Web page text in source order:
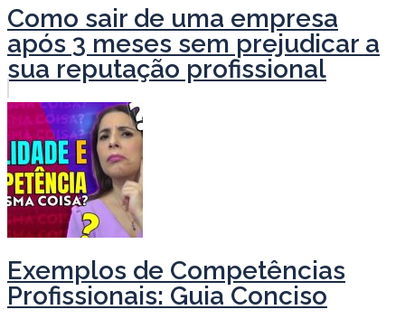
Como sair de uma empresa
após 3 meses sem prejudicar a
sua reputação profissional
Exemplos de Competências
Profissionais: Guia Conciso